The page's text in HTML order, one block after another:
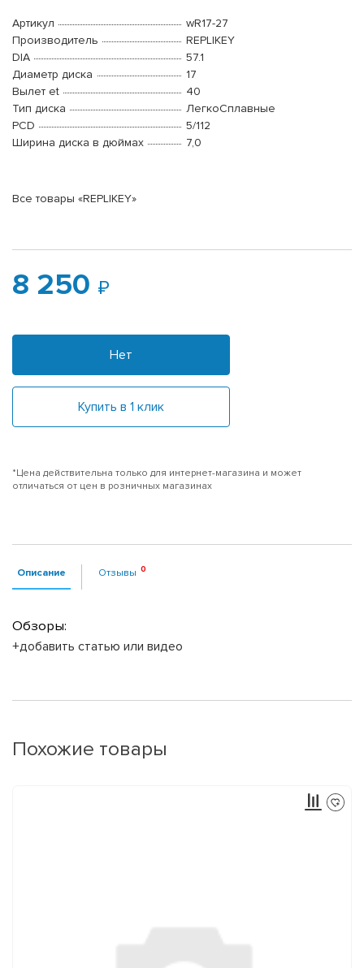
Артикул
wR17-27
Производитель
RЕPLIKEY
DIA
57.1
Диаметр диска
17
Вылет et
40
Тип диска
ЛегкоСплавные
PCD
5/112
Ширина диска в дюймах
7,0
Все товары «RЕPLIKEY»
8 250
Нет
Купить в 1 клик
*Цена действительна только для интернет-магазина и может
отличаться от цен в розничных магазинах
Описание Отзывы
Обзоры:
+добавить статью или видео
Похожие товары